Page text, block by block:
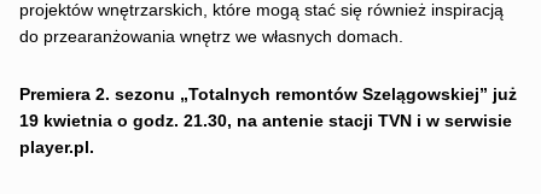
projektów wnętrzarskich, które mogą stać się również inspiracją
do przearanżowania wnętrz we własnych domach.
Premiera 2. sezonu „Totalnych remontów Szelągowskiej” już
19 kwietnia o godz. 21.30, na antenie stacji TVN i w serwisie
player.pl.